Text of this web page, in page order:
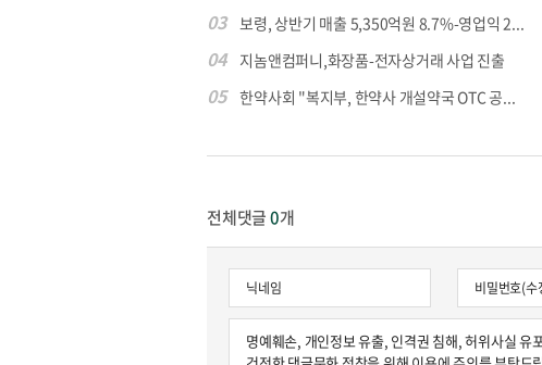
03 보령, 상반기 매출 5,350억원 8.7%-영업익 2...
04 지놈앤컴퍼니,화장품-전자상거래 사업 진출
05 한약사회 "복지부, 한약사 개설약국 OTC 공...
전체댓글0개